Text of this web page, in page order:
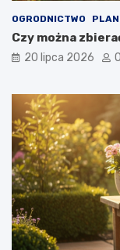
OGRODNICTWO
Czy można
20 lipca 2026